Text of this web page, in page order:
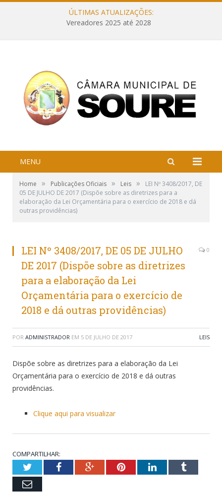
ÚLTIMAS ATUALIZAÇÕES:
Vereadores 2025 até 2028
MENU
Home » Publicações Oficiais » Leis »
LEI Nº 3408/2017, DE
05 DE JULHO DE 2017 (Dispõe sobre as diretrizes para a
elaboração da Lei Orçamentária para o exercício de 2018 e dá
outras providências)
LEI Nº 3408/2017, DE 05 DE JULHO
DE 2017 (Dispõe sobre as diretrizes
para a elaboração da Lei
Orçamentária para o exercício de
2018 e dá outras providências)
0
POR ADMINISTRADOR EM 5 DE JULHO DE 2017 LEIS
Dispõe sobre as diretrizes para a elaboração da Lei
Orçamentária para o exercício de 2018 e dá outras
providências.
Clique aqui para visualizar
COMPARTILHAR:
TwitterFacebookGoogle+PinterestLinkedInTumblr
Email